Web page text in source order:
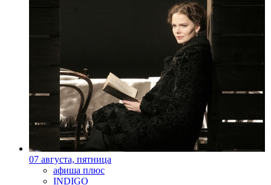
07 августа, пятница
афиша плюс
INDIGO